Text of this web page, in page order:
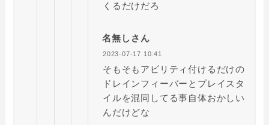
くるだけだろ
名無しさん
2023-07-17 10:41
そもそもアビリティ付けるだけの
ドレインフィーバーとプレイスタ
イルを混同してる事自体おかしい
んだけどな